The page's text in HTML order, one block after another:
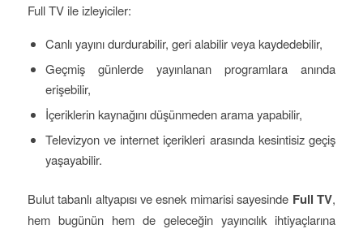
Full TV ile izleyiciler:
Canlı yayını durdurabilir, geri alabilir veya kaydedebilir,
Geçmiş günlerde yayınlanan programlara anında
erişebilir,
İçeriklerin kaynağını düşünmeden arama yapabilir,
Televizyon ve internet içerikleri arasında kesintisiz geçiş
yaşayabilir.
Bulut tabanlı altyapısı ve esnek mimarisi sayesinde Full TV,
hem bugünün hem de geleceğin yayıncılık ihtiyaçlarına